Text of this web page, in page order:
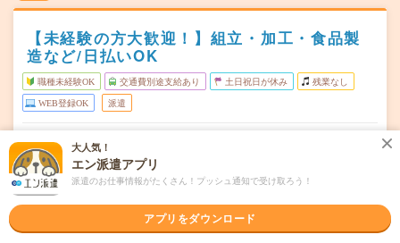
【未経験の方大歓迎！】組立・加工・食品製
造など/日払いOK
職種未経験OK 交通費別途支給あり 土日祝日が休み 残業なし
WEB登録OK 派遣
曜日頻度 月～金
時間
長期でお仕事できる方、大歓迎！
大人気！
エン派遣アプリ
派遣のお仕事情報がたくさん！プッシュ通知で受け取ろう！
アプリをダウンロード